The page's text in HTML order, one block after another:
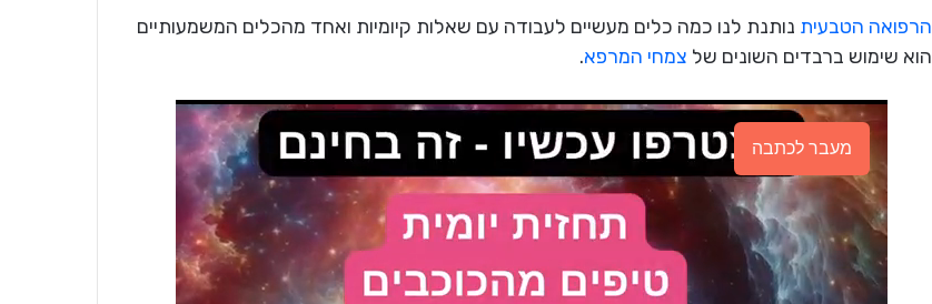
הרפואה הטבעית נותנת לנו כמה כלים מעשיים לעבודה עם שאלות קיומיות ואחד מהכלים המשמעותיים
הוא שימוש ברבדים השונים של צמחי המרפא.
מעבר לכתבה